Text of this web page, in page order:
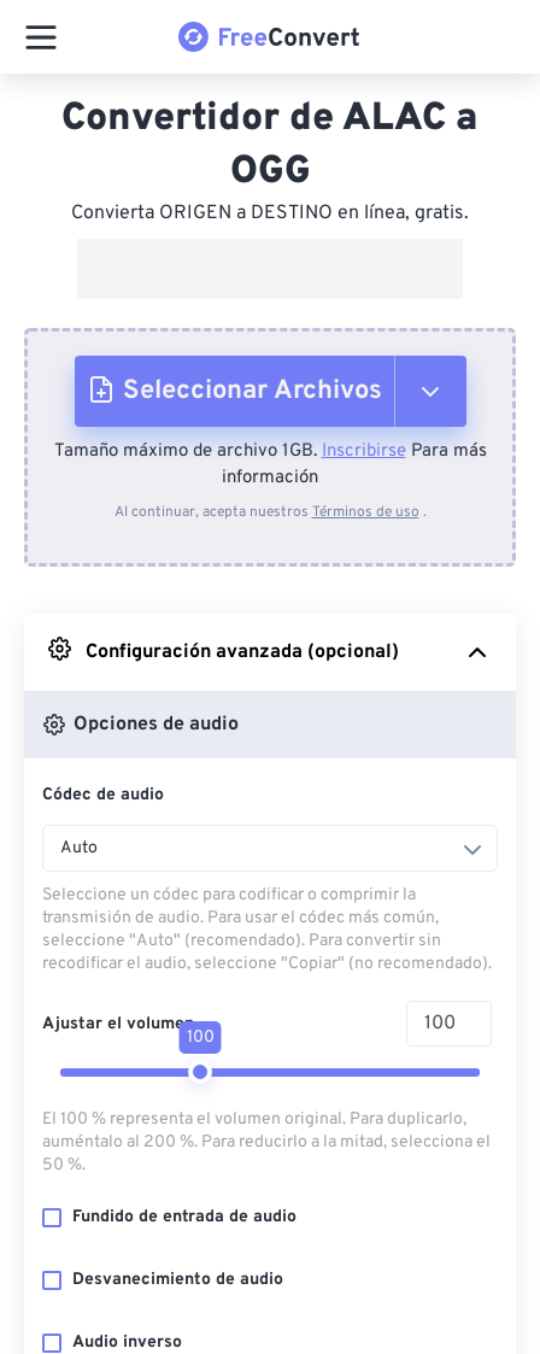
Convertidor de ALAC a
OGG
Convierta ORIGEN a DESTINO en línea, gratis.
Seleccionar Archivos
Desde el dispositivo
Desde Google Drive
Desde OneDrive
Desde URL
Tamaño máximo de archivo 1GB.InscribirsePara más
información
Al continuar, acepta nuestros Términos de uso .
Configuración avanzada (opcional)
Opciones de audio
Códec de audio
Auto
Seleccione un códec para codificar o comprimir la
transmisión de audio. Para usar el códec más común,
seleccione "Auto" (recomendado). Para convertir sin
recodificar el audio, seleccione "Copiar" (no recomendado).
Ajustar el volumen
100
El 100 % representa el volumen original. Para duplicarlo,
auméntalo al 200 %. Para reducirlo a la mitad, selecciona el
50 %.
Fundido de entrada de audio
Desvanecimiento de audio
Audio inverso